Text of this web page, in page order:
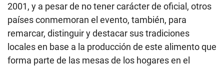
2001, y a pesar de no tener carácter de oficial, otros
países conmemoran el evento, también, para
remarcar, distinguir y destacar sus tradiciones
locales en base a la producción de este alimento que
forma parte de las mesas de los hogares en el